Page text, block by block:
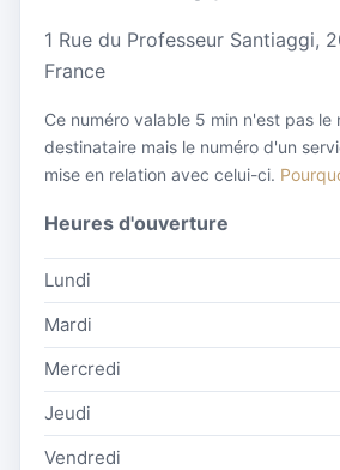
1 Rue du Professeur Santiaggi,
France
Ce numéro valable 5 min n'est pas le
destinataire mais le numéro d'un
mise en relation avec celui-ci.
Heures d'ouverture
Lundi
Mardi
Mercredi
Jeudi
Vendredi